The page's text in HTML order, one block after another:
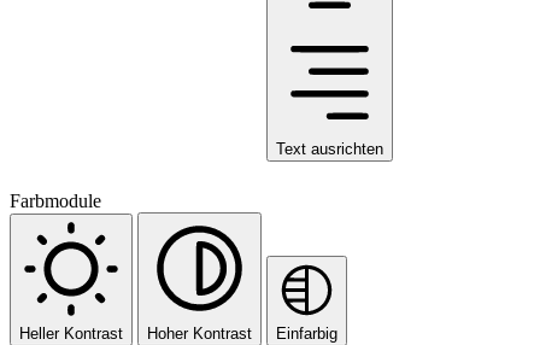
Text ausrichten
Farbmodule
Heller Kontrast Hoher Kontrast Einfarbig